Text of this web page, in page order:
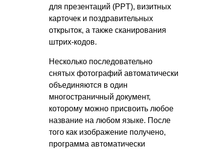
для презентаций (PPT), визитных
карточек и поздравительных
открыток, а также сканирования
штрих-кодов.
Несколько последовательно
снятых фотографий автоматически
объединяются в один
многостраничный документ,
которому можно присвоить любое
название на любом языке. После
того как изображение получено,
программа автоматически